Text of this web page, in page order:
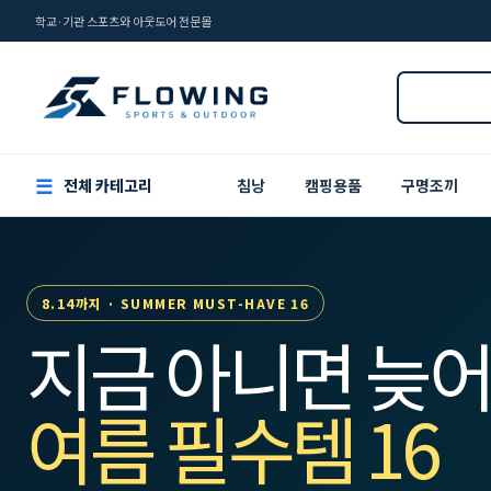
학교·기관 스포츠와 아웃도어 전문몰
☰ 전체 카테고리 침낭 캠핑용품 구명조끼
8.14까지 · SUMMER MUST-HAVE 16
지금 아니면 늦
여름 필수템 16